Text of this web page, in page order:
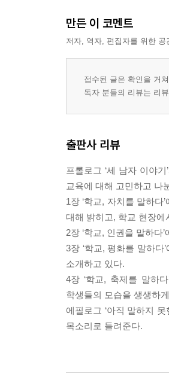
미친 학생부장이 되다
학생부, 참을 수 없는 존
재킷 때문에 팔이 안 올라
휴대폰을 어찌 하오리까?
제대로 된 학급회의, 처음
입장 바꿔 생각해봐, 교사
3장 학교, 평화를 말하다(
느닷없는 인연
‘회복적 정의’를 만나다
‘회복적 생활교육’을 위한
B의 사례를 통해서 본 회
회복적 생활교육, 학교는
회복적 생활교육의 정착을
‘마을 공동체 평화 학교’
4장 학교, 축제를 말하다(
학생 중심 축제의 서막
최고의 무대를 만들어줄게
만든 이 코멘트
저자, 역자, 편집자를 위한
접수된 글은 확인을 거
독자 분들의 리뷰는 리
출판사 리뷰
프롤로그 ‘세 남자 이야
교육에 대해 고민하고 나
1장 ‘학교, 자치를 말하
대해 밝히고, 학교 현장
2장 ‘학교, 인권을 말하
3장 ‘학교, 평화를 말하
소개하고 있다.
4장 ‘학교, 축제를 말하
학생들의 모습을 생생하
에필로그 ‘아직 말하지
목소리로 들려준다.